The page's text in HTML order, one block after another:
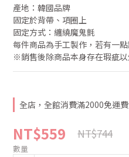
產地：韓國品牌
固定於背帶、項圈上
固定方式：纏繞魔鬼氈
每件商品為手工製作，若有一
※銷售後除商品本身存在瑕疵
全店，全館消費滿2000免運費
NT$559 NT$744
數量